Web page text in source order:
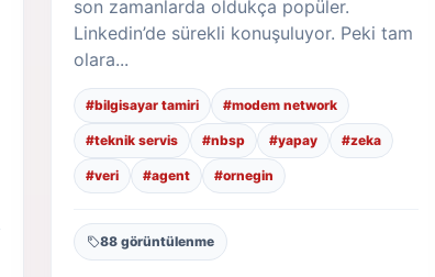
son zamanlarda oldukça popüler.
Linkedin’de sürekli konuşuluyor. Peki tam
olara...
#bilgisayar tamiri #modem network
#teknik servis #nbsp #yapay #zeka
#veri #agent #ornegin
88 görüntülenme